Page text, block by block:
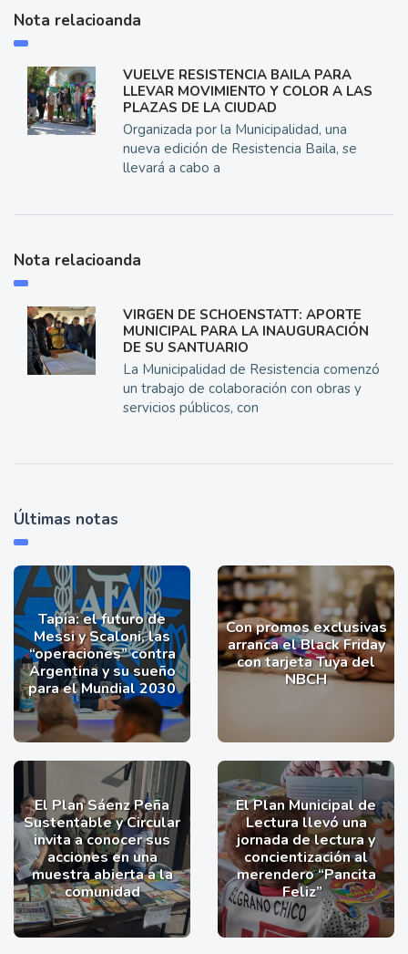
Nota relacioanda
VUELVE RESISTENCIA BAILA PARA
LLEVAR MOVIMIENTO Y COLOR A LAS
PLAZAS DE LA CIUDAD
Organizada por la Municipalidad, una
nueva edición de Resistencia Baila, se
llevará a cabo a
Nota relacioanda
VIRGEN DE SCHOENSTATT: APORTE
MUNICIPAL PARA LA INAUGURACIÓN
DE SU SANTUARIO
La Municipalidad de Resistencia comenzó
un trabajo de colaboración con obras y
servicios públicos, con
Últimas notas
Tapia: el futuro de
Messi y Scaloni, las
“operaciones” contra
Argentina y su sueño
para el Mundial 2030
Con promos exclusivas
arranca el Black Friday
con tarjeta Tuya del
NBCH
El Plan Sáenz Peña
Sustentable y Circular
invita a conocer sus
acciones en una
muestra abierta a la
comunidad
El Plan Municipal de
Lectura llevó una
jornada de lectura y
concientización al
merendero “Pancita
Feliz”